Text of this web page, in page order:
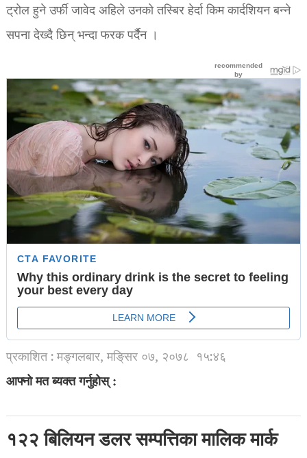
ट्रोल हुने उर्फी जावेद अहिले उनको तस्बिर हेर्दा किम कार्दशियन बन्ने
सपना देख्दै छिन् भन्दा फरक पर्दैन ।
प्रकाशित : मङ्गलबार, मङि्सर ०७, २०७८ १५:४६
आफ्नो मत ब्यक्त गर्नुहोस् :
१२२ बिलियन डलर सम्पत्तिका मालिक मार्क